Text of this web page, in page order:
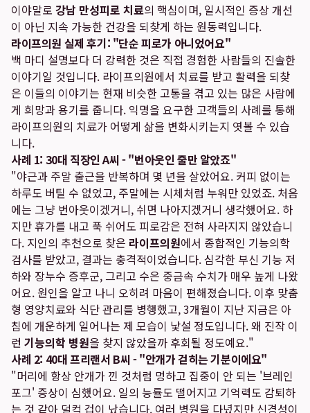
이야말로 강남 만성피로 치료의 핵심이며, 일시적인 증상 개선
이 아닌 지속 가능한 건강을 되찾게 하는 원동력입니다.
라이프의원 실제 후기: "단순 피로가 아니었어요"
백 마디 설명보다 더 강력한 것은 직접 경험한 사람들의 진솔한
이야기일 것입니다. 라이프의원에서 치료를 받고 활력을 되찾
은 이들의 이야기는 현재 비슷한 고통을 겪고 있는 많은 사람에
게 희망과 용기를 줍니다. 익명을 요구한 고객들의 사례를 통해
라이프의원의 치료가 어떻게 삶을 변화시키는지 엿볼 수 있습
니다.
사례 1: 30대 직장인 A씨 - "번아웃인 줄만 알았죠"
"야근과 주말 출근을 반복하며 몇 년을 살았어요. 커피 없이는
하루도 버틸 수 없었고, 주말에는 시체처럼 누워만 있었죠. 처음
에는 그냥 번아웃이겠거니, 쉬면 나아지겠거니 생각했어요. 하
지만 휴가를 내고 푹 쉬어도 피로감은 전혀 사라지지 않았습니
다. 지인의 추천으로 찾은 라이프의원에서 종합적인 기능의학
검사를 받았고, 결과는 충격적이었습니다. 심각한 부신 기능 저
하와 장누수 증후군, 그리고 수은 중금속 수치가 매우 높게 나왔
어요. 원인을 알고 나니 오히려 마음이 편해졌습니다. 이후 맞춤
형 영양치료와 식단 관리를 병행했고, 3개월이 지난 지금은 아
침에 개운하게 일어나는 제 모습이 낯설 정도입니다. 왜 진작 이
런 기능의학 병원을 찾지 않았을까 후회될 정도예요."
사례 2: 40대 프리랜서 B씨 - "안개가 걷히는 기분이에요"
"머리에 항상 안개가 낀 것처럼 멍하고 집중이 안 되는 '브레인
포그' 증상이 심했어요. 일의 능률도 떨어지고 기억력도 감퇴하
는 것 같아 덜컥 겁이 났습니다. 여러 병원을 다녔지만 신경성이